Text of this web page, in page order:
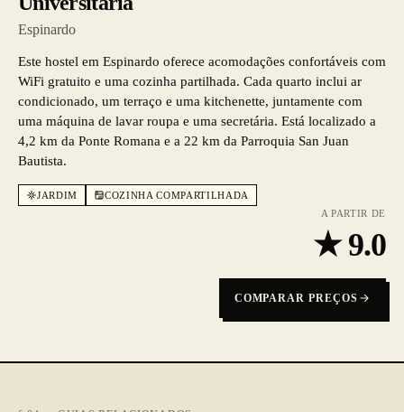
Espinardo
Este hostel em Espinardo oferece acomodações confortáveis com
WiFi gratuito e uma cozinha partilhada. Cada quarto inclui ar
condicionado, um terraço e uma kitchenette, juntamente com
uma máquina de lavar roupa e uma secretária. Está localizado a
4,2 km da Ponte Romana e a 22 km da Parroquia San Juan
Bautista.
JARDIM
COZINHA COMPARTILHADA
A PARTIR DE
★9.0
COMPARAR PREÇOS